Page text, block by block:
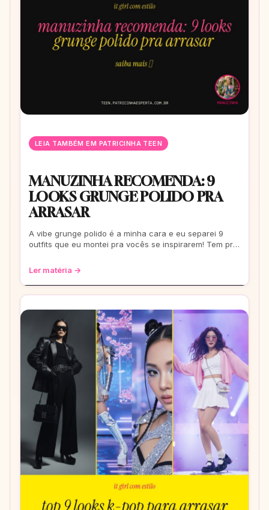
LEIA TAMBÉM EM PATRICINHA TEEN
MANUZINHA RECOMENDA: 9
LOOKS GRUNGE POLIDO PRA
ARRASAR
A vibe grunge polido é a minha cara e eu separei 9
outfits que eu montei pra vocês se inspirarem! Tem pra
Ler matéria →